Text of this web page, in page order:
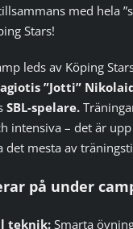
med hela
Stars!
leds av Köping
”Jotti”
SBL-spelare.
intensiva – det är
det mesta av
på under
teknik:Smarta